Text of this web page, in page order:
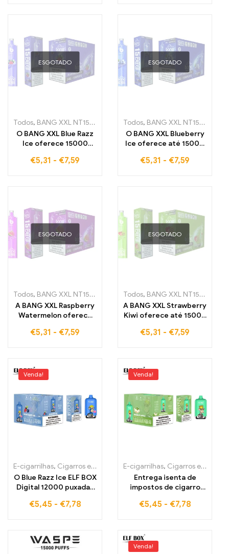
consigo
ESGOTADO
Todos, BANG XXL NT15000 E-cigarrilhas ,Cigarros eletrónicos
O BANG XXL Blue Razz
Ice oferece 15000
azedo de mirtilo com
€5,31 - €7,59
ESGOTADO
Todos, BANG XXL NT15000
O BANG XXL Blueberry
Ice oferece até 15000
aroma de mirtilo
€5,31 - €7,59
ESGOTADO
Todos, BANG XXL NT15000 E-cigarrilhas ,Cigarros eletrónicos
A BANG XXL Raspberry
Watermelon oferece
framboesa e melancia
€5,31 - €7,59
ESGOTADO
Todos, BANG XXL NT15000
A BANG XXL Strawberry
Kiwi oferece até 15000
frutada de morango
proporciona uma
aspiração pulmonar,
ideal para o mercado
duty-free na Europa
€5,31 - €7,59
Venda!
E-cigarrilhas, Cigarros eletrónicos descartáveis Estónia , Cigarros
O Blue Razz Ice ELF BOX
Digital 12000 puxadas
oferece a melhor
€5,45 - €7,78
Venda!
E-cigarrilhas, Cigarros eletrónicos descartáveis Estónia
Entrega isenta de
impostos de cigarro
12000 Apple ELF BOX
€5,45 - €7,78
Venda!